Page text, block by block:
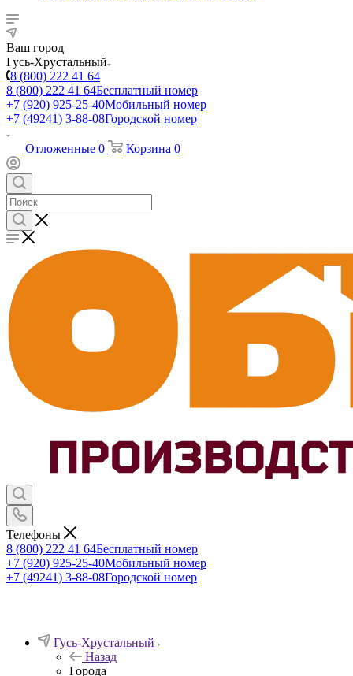
Ваш город
Гусь-Хрустальный
8 (800) 222 41 64
8 (800) 222 41 64Бесплатный номер
+7 (920) 925-25-40Мобильный номер
+7 (49241) 3-88-08Городской номер
Отложенные 0 Корзина 0
Телефоны
8 (800) 222 41 64Бесплатный номер
+7 (920) 925-25-40Мобильный номер
+7 (49241) 3-88-08Городской номер
Гусь-Хрустальный
Назад
Города